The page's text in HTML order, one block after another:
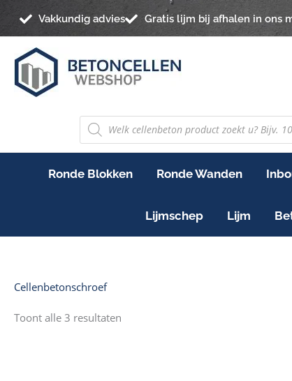
naar
de
inhoud
Vakkundig advies Gratis lijm bij afhalen in ons
PRODUCTEN
ZOEKEN
Ronde Blokken Ronde Wanden
Lijmschep Lijm
Cellenbetonschroef
Toont alle 3 resultaten